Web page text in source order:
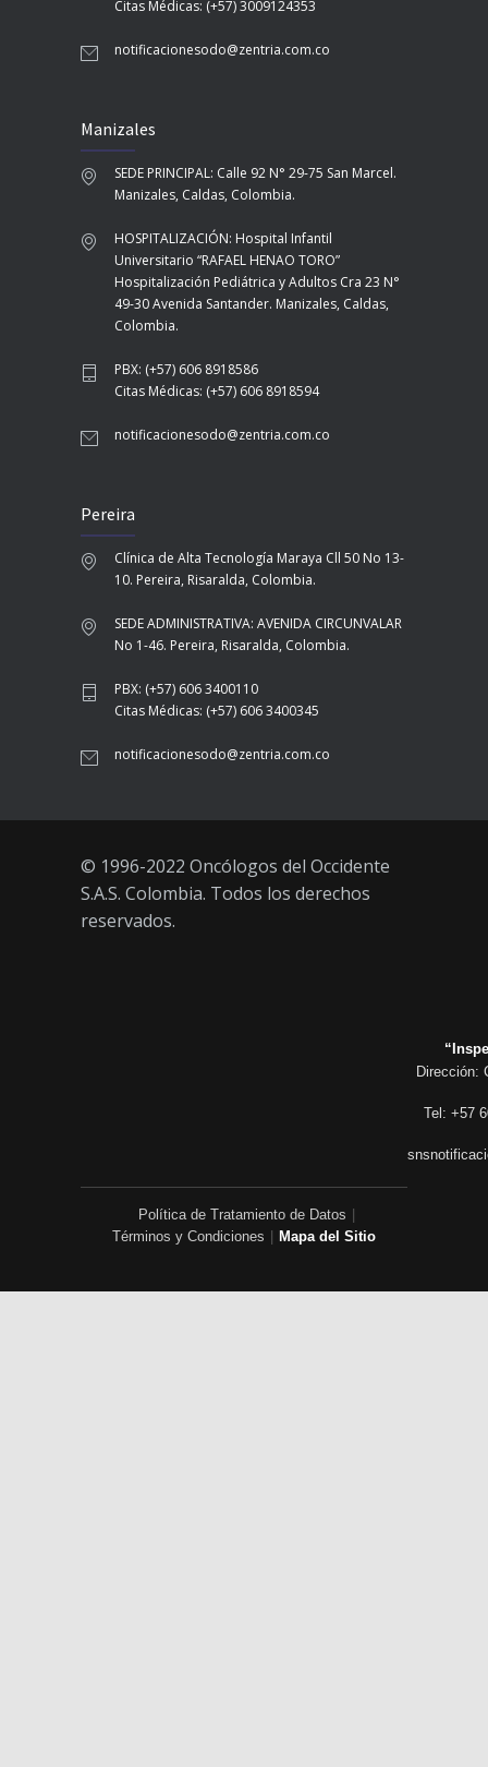
Citas Médicas: (+57) 3009124353
notificacionesodo@zentria.com.co
Manizales
SEDE PRINCIPAL: Calle 92 N° 29-75 San Marcel.
Manizales, Caldas, Colombia.
HOSPITALIZACIÓN: Hospital Infantil
Universitario “RAFAEL HENAO TORO”
Hospitalización Pediátrica y Adultos Cra 23 N°
49-30 Avenida Santander. Manizales, Caldas,
Colombia.
PBX: (+57) 606 8918586
Citas Médicas: (+57) 606 8918594
notificacionesodo@zentria.com.co
Pereira
Clínica de Alta Tecnología Maraya Cll 50 No 13-
10. Pereira, Risaralda, Colombia.
SEDE ADMINISTRATIVA: AVENIDA CIRCUNVALAR
No 1-46. Pereira, Risaralda, Colombia.
PBX: (+57) 606 3400110
Citas Médicas: (+57) 606 3400345
notificacionesodo@zentria.com.co
© 1996-2022 Oncólogos del Occidente
S.A.S. Colombia. Todos los derechos
reservados.
Dirección:
Tel: +57
Política de Tratamiento de Datos |
Términos y Condiciones | Mapa del Sitio